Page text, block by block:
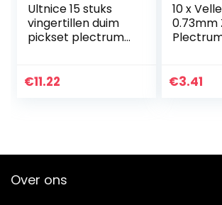
Ultnice 15 stuks
vingertillen duim
pickset plectrums
€11.22
10 x
0.73mm
Punches
€3.41
Over ons